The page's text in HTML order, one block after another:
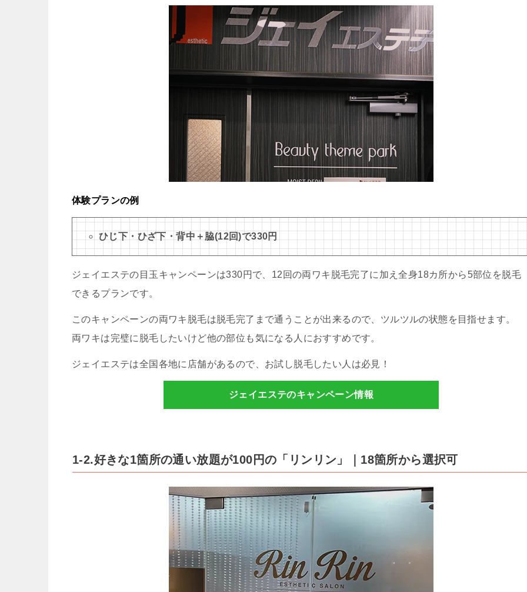
体験プランの例
ひじ下・ひざ下・背中＋脇(12回)で330円
ジェイエステの目玉キャンペーンは330円で、12回の両ワキ脱毛完了に加え全身18カ所から5部位を脱毛
できるプランです。
このキャンペーンの両ワキ脱毛は脱毛完了まで通うことが出来るので、ツルツルの状態を目指せます。
両ワキは完璧に脱毛したいけど他の部位も気になる人におすすめです。
ジェイエステは全国各地に店舗があるので、お試し脱毛したい人は必見！
ジェイエステのキャンペーン情報
1-2.好きな1箇所の通い放題が100円の「リンリン」｜18箇所から選択可